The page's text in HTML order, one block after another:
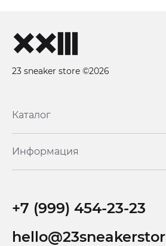
23 sneaker store ©2026
Каталог
Информация
+7 (999) 454-23-23